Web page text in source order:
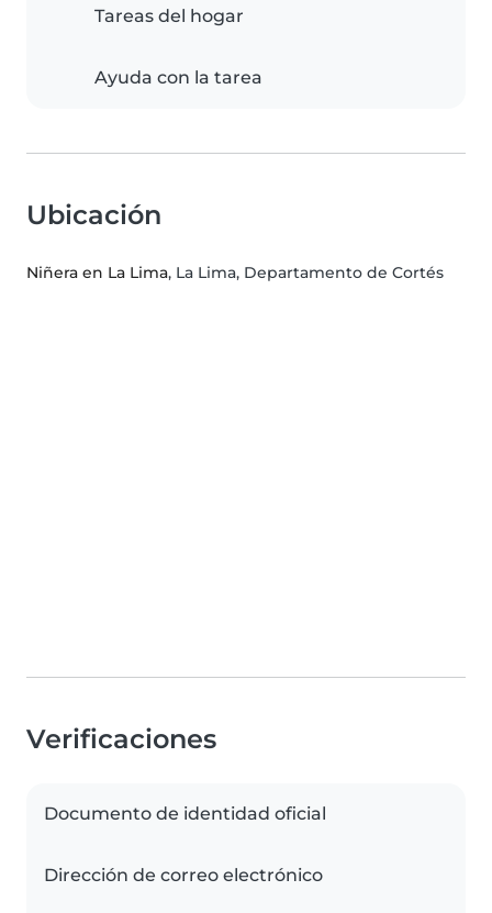
Tareas del hogar
Ayuda con la tarea
Ubicación
Niñera en La Lima, La Lima, Departamento de Cortés
Verificaciones
Documento de identidad oficial
Dirección de correo electrónico